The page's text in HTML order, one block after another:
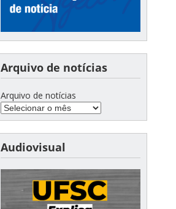
Arquivo de notícias
Arquivo de notícias
Audiovisual